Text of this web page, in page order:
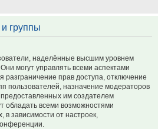
группы
наделённые высшим уровнем
могут управлять всеми аспектами
прав доступа, отключение
пользователей, назначение модераторов
предоставленных им создателем
обладать всеми возможностями
зависимости от настроек,